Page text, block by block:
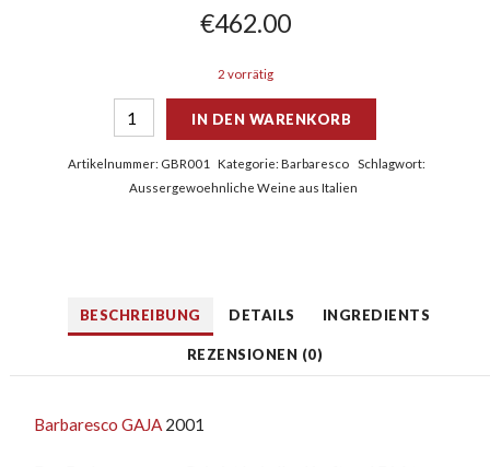
€462.00
2 vorrätig
IN DEN WARENKORB
Artikelnummer: GBR001 Kategorie:Barbaresco
Schlagwort:
Aussergewoehnliche Weine aus Italien
BESCHREIBUNG DETAILS INGREDIENTS
REZENSIONEN (0)
BarbarescoGAJA 2001